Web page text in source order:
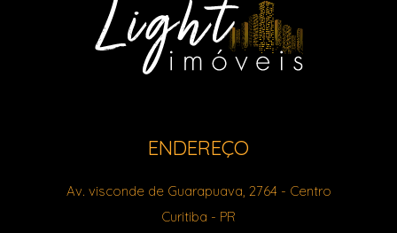
ENDEREÇO
Av. visconde de Guarapuava, 2764- Centro
Curitiba - PR